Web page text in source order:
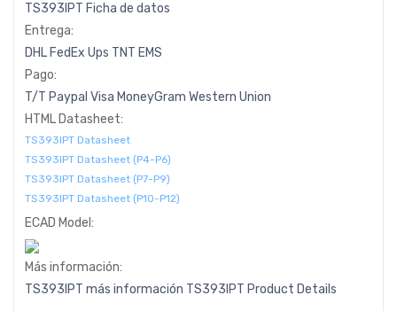
TS393IPT Ficha de datos
Entrega:
DHL FedEx Ups TNT EMS
Pago:
T/T Paypal Visa MoneyGram Western Union
HTML Datasheet:
TS393IPT Datasheet
TS393IPT Datasheet (P4-P6)
TS393IPT Datasheet (P7-P9)
TS393IPT Datasheet (P10-P12)
ECAD Model:
Más información:
TS393IPT más información TS393IPT Product Details